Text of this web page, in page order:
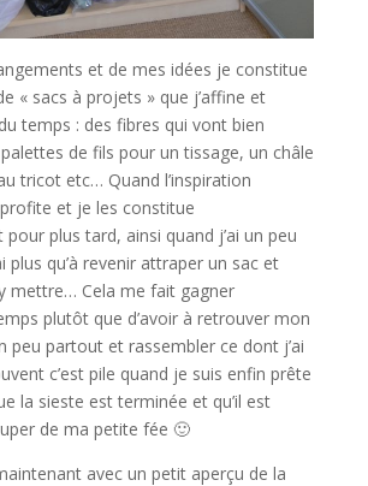
et de mes idées je constitue
« sacs à projets » que j’affine et
temps : des fibres qui vont bien
de fils pour un tissage, un châle
tricot etc… Quand l’inspiration
et je les constitue
plus tard, ainsi quand j’ai un peu
plus qu’à revenir attraper un sac et
mettre… Cela me fait gagner
plutôt que d’avoir à retrouver mon
peu partout et rassembler ce dont j’ai
c’est pile quand je suis enfin prête
la sieste est terminée et qu’il est
de ma petite fée 🙂
avec un petit aperçu de la